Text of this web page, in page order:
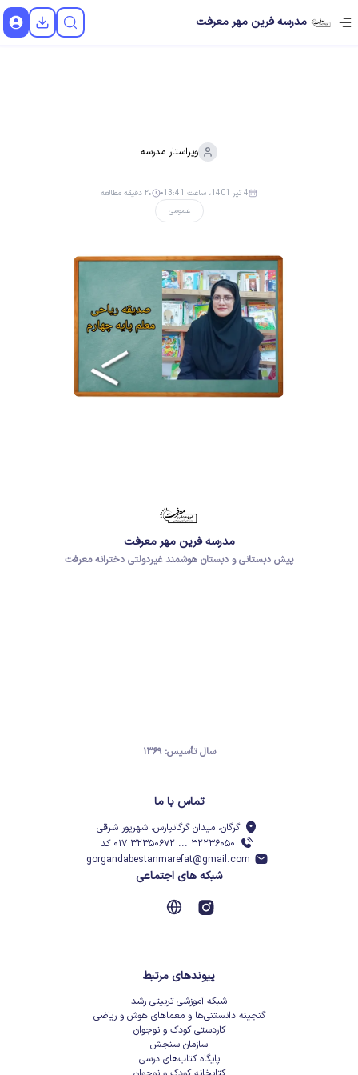
مدرسه فرین مهر معرفت
ویراستار مدرسه
عمومی
4 تیر 1401، ساعت 13:41 ۲۰ دقیقه مطالعه
مدرسه فرین مهر معرفت
پیش دبستانی و دبستان هوشمند غیردولتی دخترانه معرفت
سال تأسیس: ۱۳۶۹
تماس با ما
گرگان، میدان گرگانپارس، شهریور شرقی
۳۲۲۳۶۰۵۰ ... ۳۲۳۵۰۶۷۲ ۰۱۷ کد
gorgandabestanmarefat@gmail.com
شبکه های اجتماعی
پیوندهای مرتبط
شبکه آموزشی تربیتی رشد
گنجینه دانستنی‌ها و معماهای هوش و ریاضی
کاردستی کودک و نوجوان
سازمان سنجش
پایگاه کتاب‌های درسی